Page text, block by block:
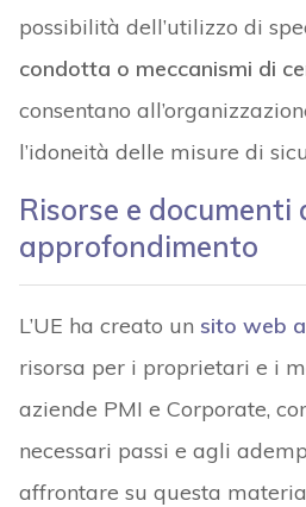
possibilità dell’utilizzo di
condotta o meccanismi di
consentano
l’idoneità delle misure di
Risorse e documenti
approfondimento
L’UE ha creato un sito web
risorsa per i proprietari e i
aziende PMI e Corporate,
necessari passi e agli
affrontare su questa